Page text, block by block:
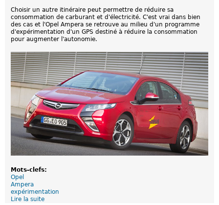
d
l
a
v
i
l
e
p
l
u
s
s
û
r
e
e
t
é
c
o
o
q
m
p
e
r
a
L
e
v
e
r
k
u
s
e
n
s
'
e
s
s
y
l
Choisir un autre itinéraire peut permettre de réduire sa
consommation de carburant et d'électricité. C'est vrai dans bien
des cas et l'Opel Ampera se retrouve au milieu d'un programme
d'expérimentation d'un GPS destiné à réduire la consommation
pour augmenter l'autonomie.
Mots-clefs:
Opel
Ampera
expérimentation
Lire la suite